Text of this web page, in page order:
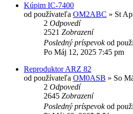
Kúpim IC-7400
od používateľa OM2ABC » St
2 Odpovedí
2521 Zobrazení
Posledný príspevokod
Po Máj 12, 2025 7:45 pm
Reproduktor ARZ 82
od používateľa OM0ASB » So
2 Odpovedí
2645 Zobrazení
Posledný príspevokod